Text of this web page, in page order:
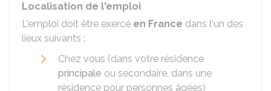
Localisation de l'emploi
L'emploi doit être exercé en France dans l'un des
lieux suivants :
Chez vous (dans votre résidence
principale ou secondaire, dans une
résidence pour personnes âgées)